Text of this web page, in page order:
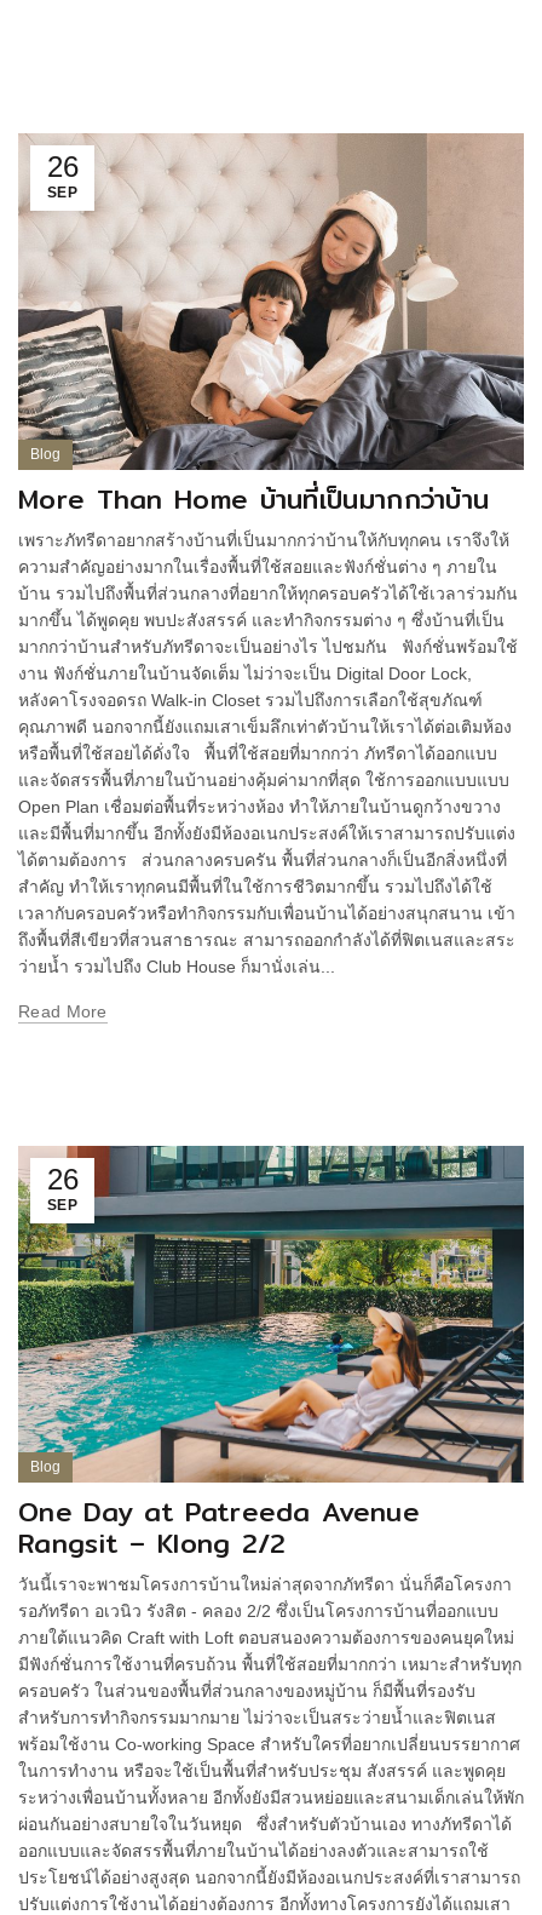
26
SEP
Blog
More Than Home บ้านที่เป็นมากกว่าบ้าน
เพราะภัทรีดาอยากสร้างบ้านที่เป็นมากกว่าบ้านให้กับทุกคน เราจึงให้
ความสำคัญอย่างมากในเรื่องพื้นที่ใช้สอยและฟังก์ชั่นต่าง ๆ ภายใน
บ้าน รวมไปถึงพื้นที่ส่วนกลางที่อยากให้ทุกครอบครัวได้ใช้เวลาร่วมกัน
มากขึ้น ได้พูดคุย พบปะสังสรรค์ และทำกิจกรรมต่าง ๆ ซึ่งบ้านที่เป็น
มากกว่าบ้านสำหรับภัทรีดาจะเป็นอย่างไร ไปชมกัน ฟังก์ชั่นพร้อมใช้
งาน ฟังก์ชั่นภายในบ้านจัดเต็ม ไม่ว่าจะเป็น Digital Door Lock,
หลังคาโรงจอดรถ Walk-in Closet รวมไปถึงการเลือกใช้สุขภัณฑ์
คุณภาพดี นอกจากนี้ยังแถมเสาเข็มลึกเท่าตัวบ้านให้เราได้ต่อเติมห้อง
หรือพื้นที่ใช้สอยได้ดั่งใจ พื้นที่ใช้สอยที่มากกว่า ภัทรีดาได้ออกแบบ
และจัดสรรพื้นที่ภายในบ้านอย่างคุ้มค่ามากที่สุด ใช้การออกแบบแบบ
Open Plan เชื่อมต่อพื้นที่ระหว่างห้อง ทำให้ภายในบ้านดูกว้างขวาง
และมีพื้นที่มากขึ้น อีกทั้งยังมีห้องอเนกประสงค์ให้เราสามารถปรับแต่ง
ได้ตามต้องการ ส่วนกลางครบครัน พื้นที่ส่วนกลางก็เป็นอีกสิ่งหนึ่งที่
สำคัญ ทำให้เราทุกคนมีพื้นที่ในใช้การชีวิตมากขึ้น รวมไปถึงได้ใช้
เวลากับครอบครัวหรือทำกิจกรรมกับเพื่อนบ้านได้อย่างสนุกสนาน เข้า
ถึงพื้นที่สีเขียวที่สวนสาธารณะ สามารถออกกำลังได้ที่ฟิตเนสและสระ
ว่ายน้ำ รวมไปถึง Club House ก็มานั่งเล่น...
Read More
26
SEP
Blog
One Day at Patreeda Avenue
Rangsit – Klong 2/2
วันนี้เราจะพาชมโครงการบ้านใหม่ล่าสุดจากภัทรีดา นั่นก็คือโครงกา
รอภัทรีดา อเวนิว รังสิต - คลอง 2/2 ซึ่งเป็นโครงการบ้านที่ออกแบบ
ภายใต้แนวคิด Craft with Loft ตอบสนองความต้องการของคนยุคใหม่
มีฟังก์ชั่นการใช้งานที่ครบถ้วน พื้นที่ใช้สอยที่มากกว่า เหมาะสำหรับทุก
ครอบครัว ในส่วนของพื้นที่ส่วนกลางของหมู่บ้าน ก็มีพื้นที่รองรับ
สำหรับการทำกิจกรรมมากมาย ไม่ว่าจะเป็นสระว่ายน้ำและฟิตเนส
พร้อมใช้งาน Co-working Space สำหรับใครที่อยากเปลี่ยนบรรยากาศ
ในการทำงาน หรือจะใช้เป็นพื้นที่สำหรับประชุม สังสรรค์ และพูดคุย
ระหว่างเพื่อนบ้านทั้งหลาย อีกทั้งยังมีสวนหย่อยและสนามเด็กเล่นให้พัก
ผ่อนกันอย่างสบายใจในวันหยุด ซึ่งสำหรับตัวบ้านเอง ทางภัทรีดาได้
ออกแบบและจัดสรรพื้นที่ภายในบ้านได้อย่างลงตัวและสามารถใช้
ประโยชน์ได้อย่างสูงสุด นอกจากนี้ยังมีห้องอเนกประสงค์ที่เราสามารถ
ปรับแต่งการใช้งานได้อย่างต้องการ อีกทั้งทางโครงการยังได้แถมเสา